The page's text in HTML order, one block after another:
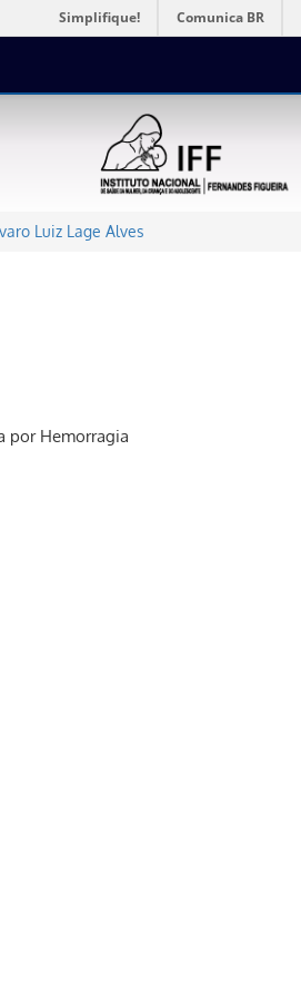
Simplifique! Comunica BR
Luiz Lage Alves
por Hemorragia